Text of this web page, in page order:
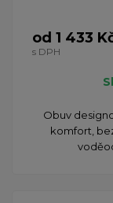
od 1 433
s DPH
Obuv
komfort,